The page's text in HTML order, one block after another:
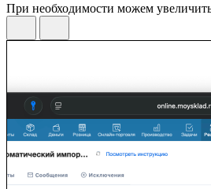
При необходимости можем